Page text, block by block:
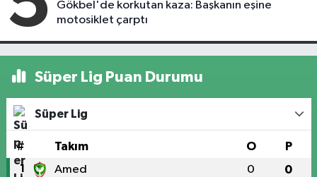
Gökbel'de korkutan kaza: Başkanın eşine
motosiklet çarptı
Süper Lig Puan Durumu
Süper Lig
# Takım O P
1 Amed 0 0